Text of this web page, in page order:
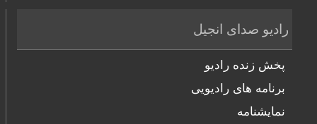
رادیو صدای انجیل
پخش زنده رادیو
برنامه های رادیویی
نمایشنامه